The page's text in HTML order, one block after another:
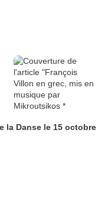
la Danse le 15 octobre